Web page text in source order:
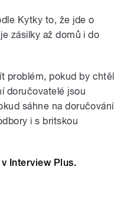
Kytky to, že jde o
zásilky až domů i do
problém, pokud by chtěl
doručovatelé jsou
sáhne na doručování
i s britskou
Interview Plus.